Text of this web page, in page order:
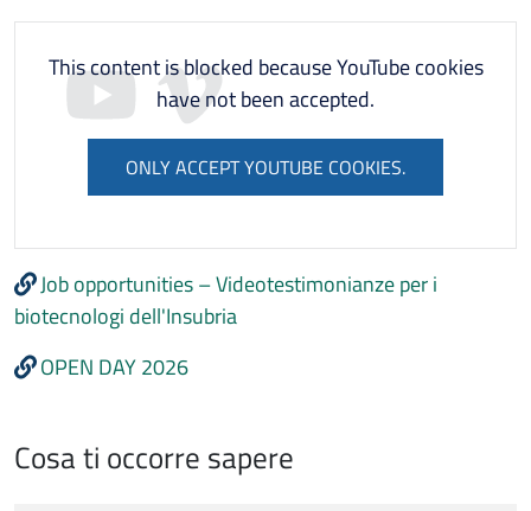
This content is blocked because YouTube cookies
have not been accepted.
ONLY ACCEPT YOUTUBE COOKIES.
Job opportunities – Videotestimonianze per i
biotecnologi dell'Insubria
OPEN DAY 2026
Cosa ti occorre sapere